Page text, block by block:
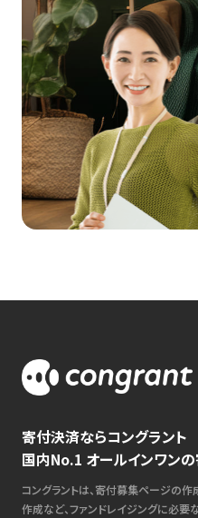
寄付決済ならコングラント
国内No.1 オールインワン
コングラントは、寄付募集ページの作
作成など、ファンドレイジングに必